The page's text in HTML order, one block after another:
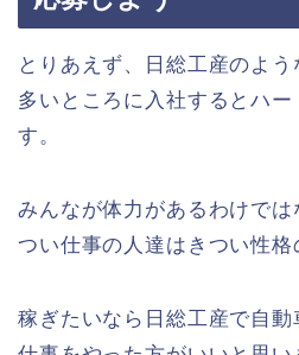
とりあえず、日総工産のよ
多いところに入社するとハ
す。
みんなが体力があるわけでは
つい仕事の人達はきつい性格
稼ぎたいなら日総工産で自